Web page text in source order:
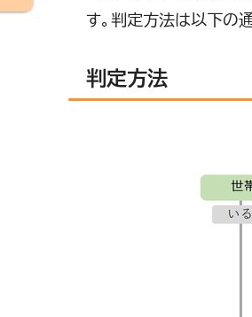
す。判定方法は以下の通
判定方法